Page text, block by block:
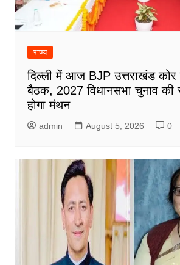
राज्य
दिल्ली में आज BJP उत्तराखंड
बैठक, 2027 विधानसभा चुनाव की
होगा मंथन
admin August 5, 2026 0